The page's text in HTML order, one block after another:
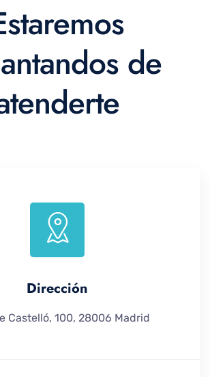
de
Dirección
Castelló, 100, 28006 Madrid